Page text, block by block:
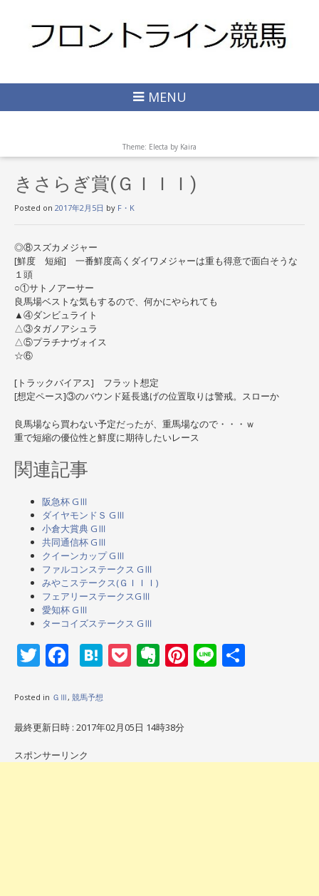
MENU
Theme: Electa by Kaira
きさらぎ賞(ＧＩＩＩ)
Posted on 2017年2月5日 by F・K
◎⑧スズカメジャー
[鮮度 短縮] 一番鮮度高くダイワメジャーは重も得意で面白そうな
１頭
○①サトノアーサー
良馬場ベストな気もするので、何かにやられても
▲④ダンビュライト
△③タガノアシュラ
△⑤プラチナヴォイス
☆⑥
[トラックバイアス] フラット想定
[想定ペース]③のバウンド延長逃げの位置取りは警戒。スローか
良馬場なら買わない予定だったが、重馬場なので・・・ｗ
重で短縮の優位性と鮮度に期待したいレース
関連記事
阪急杯 GⅢ
ダイヤモンドＳ GⅢ
小倉大賞典 GⅢ
共同通信杯 GⅢ
クイーンカップ GⅢ
ファルコンステークス GⅢ
みやこステークス(ＧＩＩＩ)
フェアリーステークスGⅢ
愛知杯 GⅢ
ターコイズステークス GⅢ
TwitterFacebook
Hatena
Pocket
Evernote
Pinterest
Line
Posted in ＧⅢ, 競馬予想
最終更新日時 : 2017年02月05日 14時38分
スポンサーリンク